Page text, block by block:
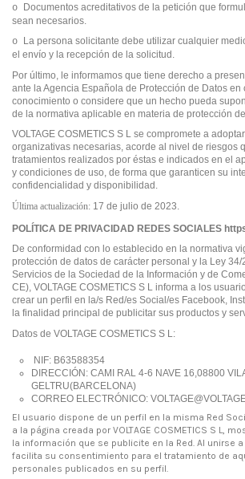
o Documentos acreditativos de la petición que
sean necesarios.
o
La persona solicitante debe utilizar cualquier
el envío y la recepción de la solicitud.
Por último, le informamos que tiene derecho a
ante la Agencia Española de Protección de Datos en
conocimiento o considere que un hecho pueda
de la normativa aplicable en materia de protección
VOLTAGE COSMETICS S L se compromete a
organizativas necesarias, acorde al nivel de riesgos
tratamientos realizados por éstas e indicados en el
y condiciones de uso, de forma que garanticen su
confidencialidad y disponibilidad.
Última actualización: 17 de julio de 2023.
POLÍTICA DE PRIVACIDAD REDES SOCIALES
De conformidad con lo establecido en la normativa
protección de datos de carácter personal y la Ley
Servicios de la Sociedad de la Información y de
CE), VOLTAGE COSMETICS S L informa a los
crear un perfil en la/s Red/es Social/es Facebook,
la finalidad principal de publicitar sus productos y
Datos de VOLTAGE COSMETICS S L:
NIF: B63588354
DIRECCIÓN: CAMI RAL 4-6 NAVE 16,08800
GELTRU(BARCELONA)
CORREO ELECTRÓNICO:
El usuario dispone de un perfil en la misma Red
a la página creada por VOLTAGE COSMETICS S L,
la información que se publicite en la Red. Al unirse
facilita su consentimiento para el tratamiento de
personales publicados en su perfil.